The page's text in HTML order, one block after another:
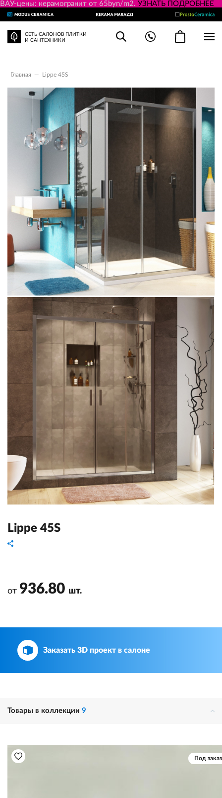
ВАУ-цены: керамогранит от 65byn/m2. УЗНАТЬ ПОДРОБНЕЕ
СЕТЬ САЛОНОВ ПЛИТКИ
И САНТЕХНИКИ
Главная — Lippe 45S
Lippe 45S
от 936.80 шт.
Заказать 3D проект в салоне
Товары в коллекции 9
Под заказ